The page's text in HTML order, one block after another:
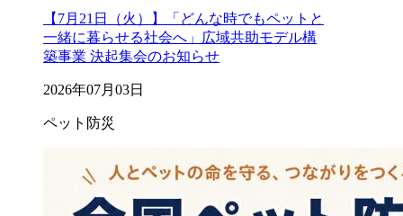
【7月21日（火）】「どんな時でもペットと
一緒に暮らせる社会へ」広域共助モデル構
築事業 決起集会のお知らせ
2026年07月03日
ペット防災